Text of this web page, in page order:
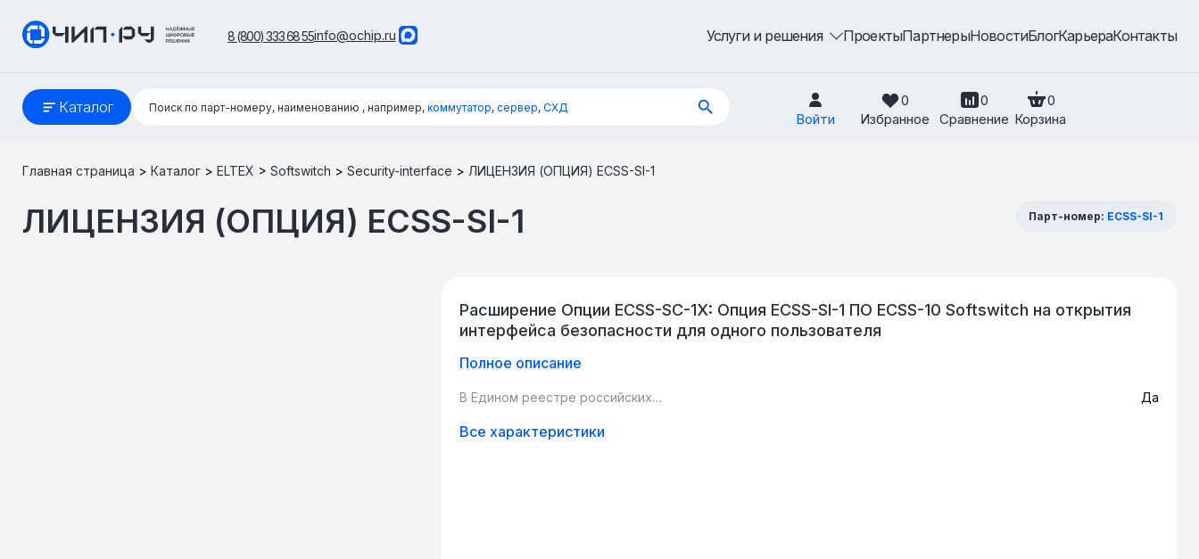
Услуги и решения ПроектыПартнерыНовостиБлогКарьераКонтакты
8 (800) 333 68 55info@ochip.ru
Каталог
Поиск:
Поиск по парт-номеру, наименованию , например, коммутатор, сервер, СХД
Войти
0
Избранное
0
Сравнение
0
Корзина
Главная страница > Каталог > ELTEX > Softswitch > Security-interface > ЛИЦЕНЗИЯ (ОПЦИЯ) ECSS-SI-1
ЛИЦЕНЗИЯ (ОПЦИЯ) ECSS-SI-1 Парт-номер: ECSS-SI-1
Расширение Опции ECSS-SC-1X: Опция ECSS-SI-1 ПО ECSS-10 Softswitch на открытия
интерфейса безопасности для одного пользователя
Полное описание
В Едином реестре российских
Да
Все характеристики